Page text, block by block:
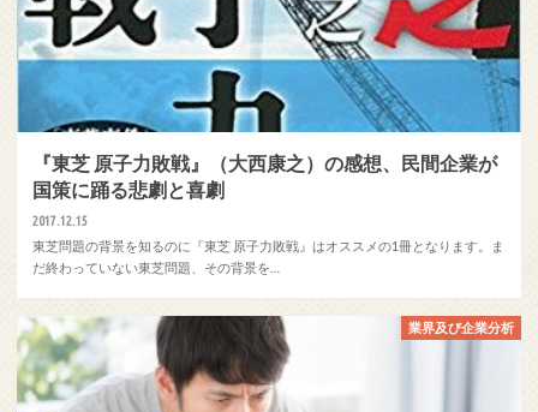
『東芝 原子力敗戦』（大西康之）の感想、民間企業が
国策に踊る悲劇と喜劇
2017.12.15
東芝問題の背景を知るのに『東芝 原子力敗戦』はオススメの1冊となります。ま
だ終わっていない東芝問題、その背景を…
業界及び企業分析